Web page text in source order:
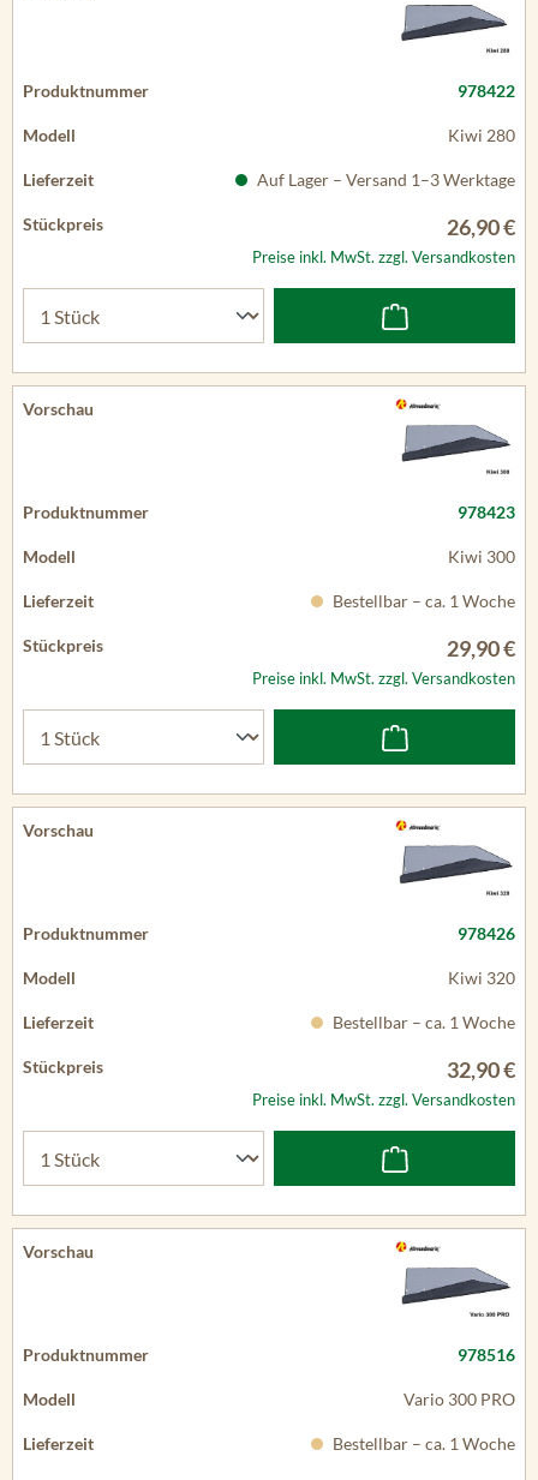
978422
Kiwi 280
Auf Lager – Versand 1–3 Werktage
26,90 €
Preise inkl. MwSt. zzgl. Versandkosten
978423
Kiwi 300
Bestellbar – ca. 1 Woche
29,90 €
Preise inkl. MwSt. zzgl. Versandkosten
978426
Kiwi 320
Bestellbar – ca. 1 Woche
32,90 €
Preise inkl. MwSt. zzgl. Versandkosten
978516
Vario 300 PRO
Bestellbar – ca. 1 Woche